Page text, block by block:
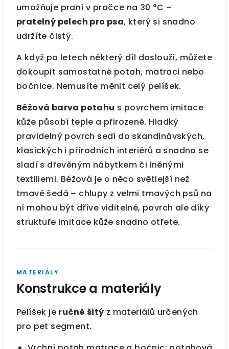
umožňuje praní v pračce na 30 °C –
pratelný pelech pro psa, který si snadno
udržíte čistý.
A když po letech některý díl doslouží, můžete
dokoupit samostatně potah, matraci nebo
bočnice. Nemusíte měnit celý pelíšek.
Béžová barva potahu s povrchem imitace
kůže působí teple a přirozeně. Hladký
pravidelný povrch sedí do skandinávských,
klasických i přírodních interiérů a snadno se
sladí s dřevěným nábytkem či lněnými
textiliemi. Béžová je o něco světlejší než
tmavě šedá – chlupy z velmi tmavých psů na
ní mohou být dříve viditelné, povrch ale díky
struktuře imitace kůže snadno otřete.
MATERIÁLY
Konstrukce a materiály
Pelíšek je ručně šitý z materiálů určených
pro pet segment.